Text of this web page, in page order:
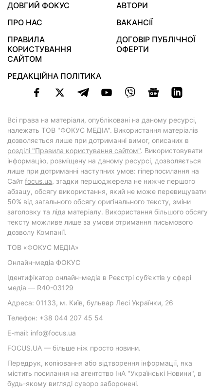
ДОВГИЙ ФОКУС
АВТОРИ
ПРО НАС
ВАКАНСІЇ
ПРАВИЛА
КОРИСТУВАННЯ
САЙТОМ
ДОГОВІР ПУБЛІЧНОЇ
ОФЕРТИ
РЕДАКЦІЙНА ПОЛІТИКА
Всі права на матеріали, опубліковані на даному ресурсі,
належать ТОВ "ФОКУС МЕДІА". Використання матеріалів
дозволяється лише при дотриманні вимог, описаних в
розділі "Правила користування сайтом". Використовувати
інформацію, розміщену на даному ресурсі, дозволяється
лише при дотриманні наступних умов: гіперпосилання на
Cайт focus.ua, згадки першоджерела не нижче першого
абзацу, обсягу використання, який не може перевищувати
50% від загального обсягу оригінального тексту, зміни
заголовку та ліда матеріалу. Використання більшого обсягу
тексту можливе лише за умови отримання письмового
дозволу Компанії.
ТОВ «ФОКУС МЕДІА»
Онлайн-медіа ФОКУС
Ідентифікатор онлайн-медіа в Реєстрі суб’єктів у сфері
медіа — R40-03129
Адреса: 01133, м. Київ, бульвар Лесі Українки, 26
Телефон: +38 044 207 45 54
E-mail: info@focus.ua
FOCUS.UA — більше ніж просто новини.
Передрук, копіювання або відтворення інформації, яка
містить посилання на агентство ІнА "Українські Новини", в
будь-якому вигляді суворо заборонені.